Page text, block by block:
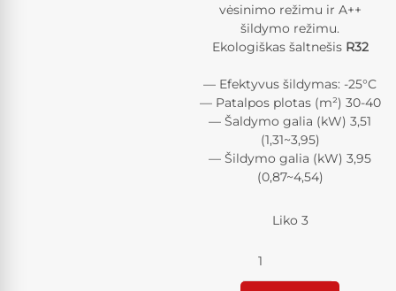
vėsinimo režimu ir A++
šildymo režimu.
Ekologiškas šaltnešis R32
— Efektyvus šildymas: -25°С
— Patalpos plotas (m²) 30-40
— Šaldymo galia (kW) 3,51
(1,31~3,95)
— Šildymo galia (kW) 3,95
(0,87~4,54)
Liko 3